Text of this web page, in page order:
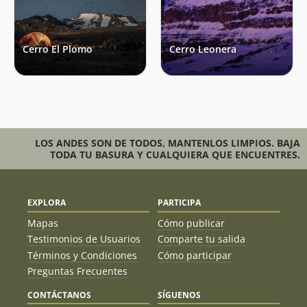
04/01/24 Sebastián Valverde
17/12/23
Álvaro Vivanco
Aldo Boitano
10/12/23 Ignacio Sanhueza
10/12/23 Nicolás Arrieta
10/12/23
02/12/23
25/11/23 René Pérez Hernández
25/11/23 Sebastián Piza
Cerro El Plomo Cerro Leonera
LOS ANDES SON DE TODOS, MANTENLOS LIMPIOS. BAJA
TODA TU BASURA Y CUALQUIERA QUE ENCUENTRES.
EXPLORA
Mapas
Testimonios de Usuarios
Términos y Condiciones
Preguntas Frecuentes
PARTICIPA
Cómo publicar
Comparte tu salida
Cómo participar
CONTÁCTANOS SÍGUENOS